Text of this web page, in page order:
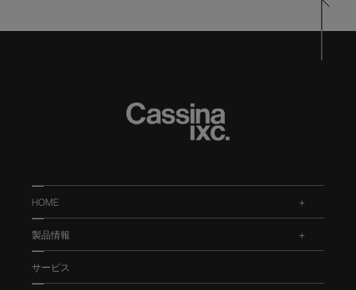
HOME
製品情報
サービス